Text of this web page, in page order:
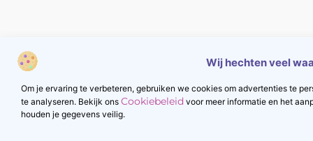
Wij hechten veel
Om je ervaring te verbeteren, gebruiken we cookies om advertenties te
te analyseren. Bekijk ons Cookiebeleid voor meer informatie en het
houden je gegevens veilig.